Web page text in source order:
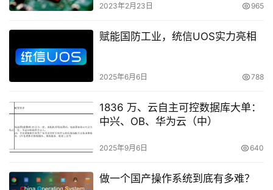
2023年2月23日 965
赋能国防工业，统信UOS实力亮相
2025年6月6日 788
1836 万、云自主可控数据库大单：
中兴、OB、华为云（中）
2025年9月6日 640
做一个国产操作系统到底有多难？